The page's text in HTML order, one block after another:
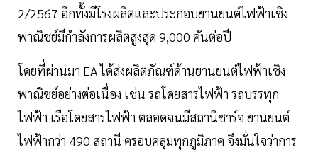
2/2567 อีกทั้งมีโรงผลิตและประกอบยานยนต์ไฟฟ้าเชิง
พาณิชย์มีกำลังการผลิตสูงสุด 9,000 คันต่อปี
โดยที่ผ่านมา EA ได้ส่งผลิตภัณฑ์ด้านยานยนต์ไฟฟ้าเชิง
พาณิชย์อย่างต่อเนื่อง เช่น รถโดยสารไฟฟ้า รถบรรทุก
ไฟฟ้า เรือโดยสารไฟฟ้า ตลอดจนมีสถานีชาร์จ ยานยนต์
ไฟฟ้ากว่า 490 สถานี ครอบคลุมทุกภูมิภาค จึงมั่นใจว่าการ